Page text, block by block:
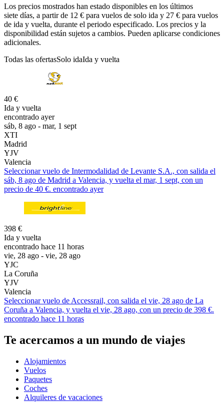
Los precios mostrados han estado disponibles en los últimos
siete días, a partir de 12 € para vuelos de solo ida y 27 € para vuelos
de ida y vuelta, durante el periodo especificado. Los precios y la
disponibilidad están sujetos a cambios. Pueden aplicarse condiciones
adicionales.
Todas las ofertasSolo idaIda y vuelta
40 €
Ida y vuelta
encontrado ayer
sáb, 8 ago - mar, 1 sept
XTI
Madrid
YJV
Valencia
Seleccionar vuelo de Intermodalidad de Levante S.A., con salida el
sáb, 8 ago de Madrid a Valencia, y vuelta el mar, 1 sept, con un
precio de 40 €. encontrado ayer
398 €
Ida y vuelta
encontrado hace 11 horas
vie, 28 ago - vie, 28 ago
YJC
La Coruña
YJV
Valencia
Seleccionar vuelo de Accessrail, con salida el vie, 28 ago de La
Coruña a Valencia, y vuelta el vie, 28 ago, con un precio de 398 €.
encontrado hace 11 horas
Te acercamos a un mundo de viajes
Alojamientos
Vuelos
Paquetes
Coches
Alquileres de vacaciones